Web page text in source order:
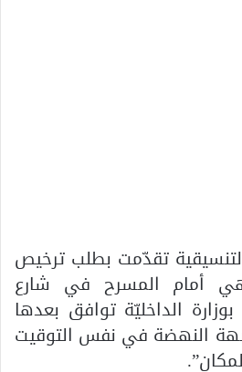
تقدّمت بطلب ترخيص
أمام المسرح في شارع
بوزارة الداخليّة توافق بعدها
النهضة في نفس التوقيت